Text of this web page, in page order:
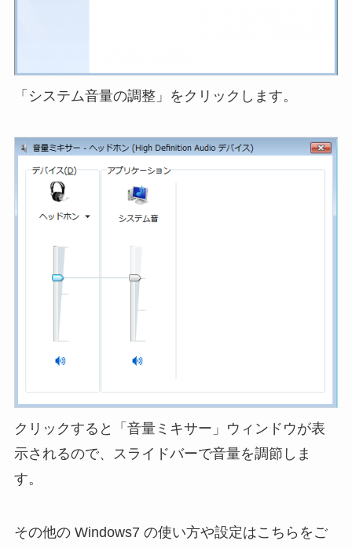
「システム音量の調整」をクリックします。
クリックすると「音量ミキサー」ウィンドウが表
示されるので、スライドバーで音量を調節しま
す。
その他の Windows7 の使い方や設定はこちらをご